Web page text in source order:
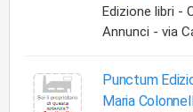
Edizione libri -
Annunci - via
Punctum
Maria